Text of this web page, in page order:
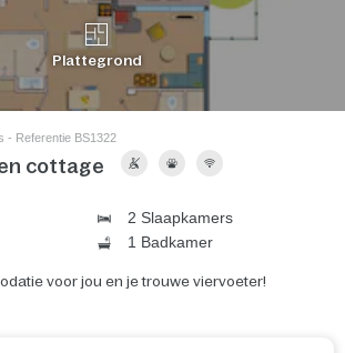
Plattegrond
- Referentie BS1322
cottage
2 Slaapkamers
1 Badkamer
voor jou en je trouwe viervoeter!